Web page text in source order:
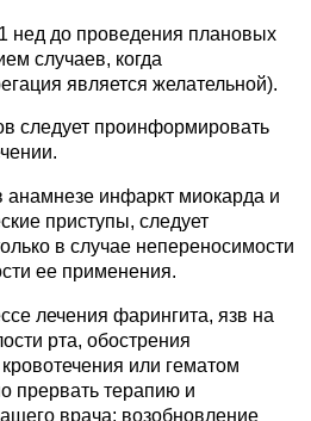
нед до проведения плановых
случаев, когда
является желательной).
следует проинформировать
инфаркт миокарда и
приступы, следует
в случае непереносимости
ее применения.
лечения фарингита, язв на
рта, обострения
или гематом
прервать терапию и
врача; возобновление